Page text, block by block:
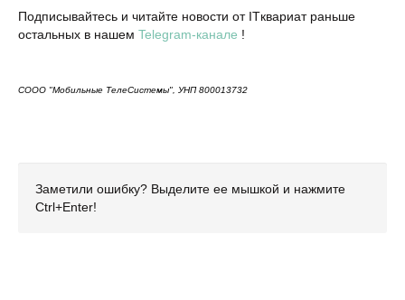
Подписывайтесь и читайте новости от ITквариат раньше
остальных в нашем Telegram-канале !
СООО "Мобильные ТелеСистемы", УНП 800013732
Заметили ошибку? Выделите ее мышкой и нажмите
Ctrl+Enter!